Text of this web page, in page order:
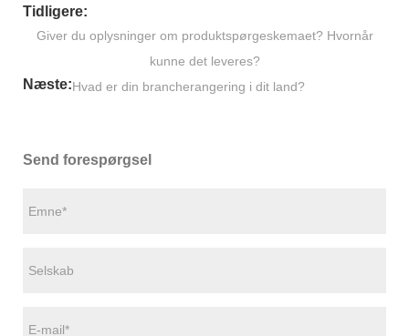
Tidligere:
Giver du oplysninger om produktspørgeskemaet? Hvornår
kunne det leveres?
Næste:Hvad er din brancherangering i dit land?
Send forespørgsel